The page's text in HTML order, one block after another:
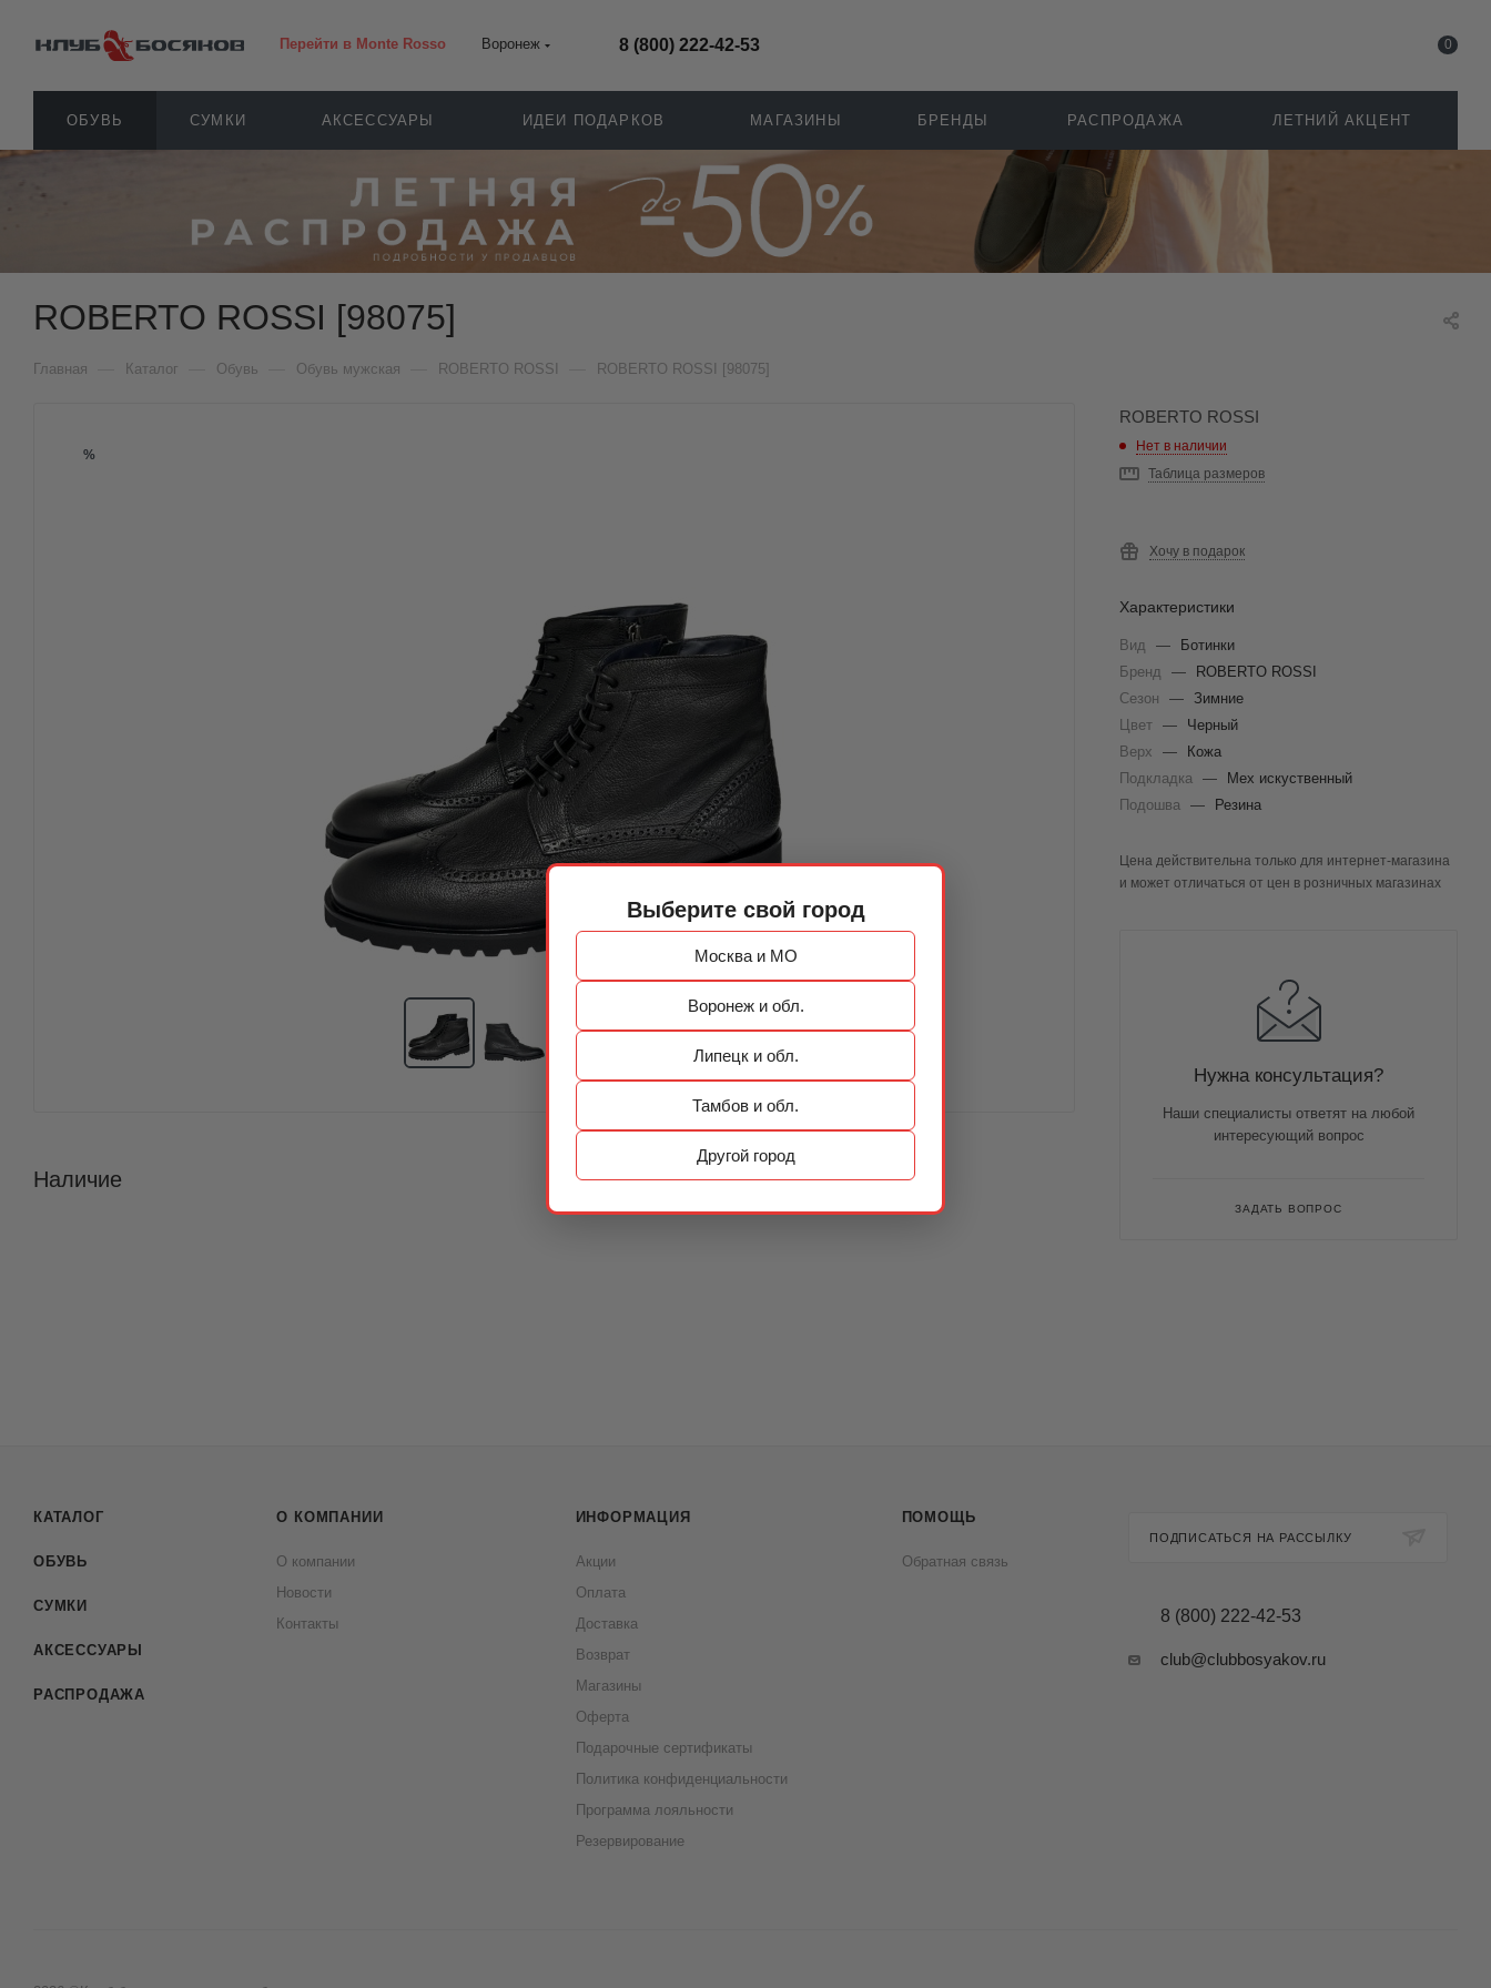
Выберите свой город
Москва и МО
Воронеж и обл.
Липецк и обл.
Тамбов и обл.
Другой город
Перейти в Monte Rosso Воронеж 8 (800) 222-42-53 0
ОБУВЬ СУМКИ АКСЕССУАРЫ ИДЕИ ПОДАРКОВ МАГАЗИНЫ БРЕНДЫ РАСПРОДАЖА ЛЕТНИЙ АКЦЕНТ
ROBERTO ROSSI [98075]
Главная Каталог Обувь Обувь мужская ROBERTO ROSSI ROBERTO ROSSI [98075]
%
Наличие
ROBERTO ROSSI
Нет в наличии
Таблица размеров
Хочу в подарок
Характеристики
Вид —
Ботинки
Бренд
—
ROBERTO ROSSI
Сезон
— Зимние
Цвет —
Черный
Верх
—
Кожа
Подкладка —
Мех искуственный
Подошва — Резина
Цена действительна только для интернет-магазина
и может отличаться от цен в розничных магазинах
Нужна консультация?
Наши специалисты ответят на любой
интересующий вопрос
ЗАДАТЬ ВОПРОС
КАТАЛОГ
ОБУВЬ
СУМКИ
АКСЕССУАРЫ
РАСПРОДАЖА
О КОМПАНИИ
О компании
Новости
Контакты
ИНФОРМАЦИЯ
Акции
Оплата
Доставка
Возврат
Магазины
Оферта
Подарочные сертификаты
Политика конфиденциальности
Программа лояльности
Резервирование
ПОМОЩЬ
Обратная связь
ПОДПИСАТЬСЯ НА РАССЫЛКУ
8 (800) 222-42-53
club@clubbosyakov.ru